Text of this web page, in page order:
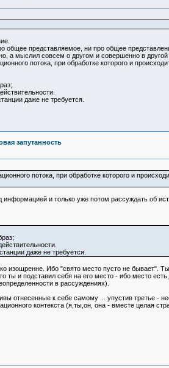
общее представляемое, ни про общее
а мыслил совсем о другом и совершенно в другой
потока, при обработке которого и
даже не требуется.
запутанность
потока, при обработке которого и
информацией и только уже потом рассуждать об
даже не требуется.
изощренне. Ибо "свято место пусто не бывает".
ты и подставил себя на его место - ибо место
в рассуждениях).
отнесенные к себе самому ... упустив третье -
контекста (я,ты,он, она - вместе целая